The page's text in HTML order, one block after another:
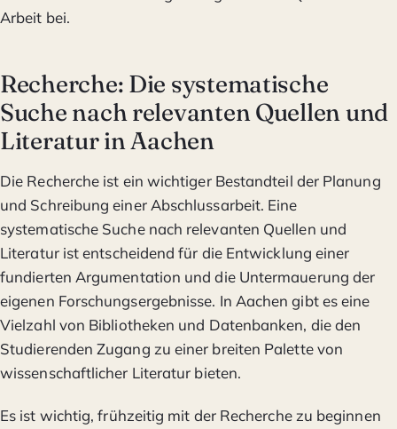
Arbeit bei.
Recherche: Die systematische
Suche nach relevanten Quellen und
Literatur in Aachen
Die Recherche ist ein wichtiger Bestandteil der Planung
und Schreibung einer Abschlussarbeit. Eine
systematische Suche nach relevanten Quellen und
Literatur ist entscheidend für die Entwicklung einer
fundierten Argumentation und die Untermauerung der
eigenen Forschungsergebnisse. In Aachen gibt es eine
Vielzahl von Bibliotheken und Datenbanken, die den
Studierenden Zugang zu einer breiten Palette von
wissenschaftlicher Literatur bieten.
Es ist wichtig, frühzeitig mit der Recherche zu beginnen